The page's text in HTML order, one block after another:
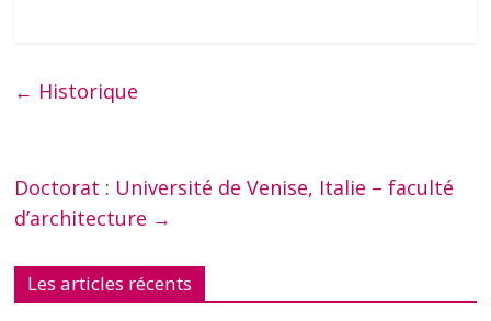
← Historique
Doctorat : Université de Venise, Italie – faculté
d’architecture →
Les articles récents